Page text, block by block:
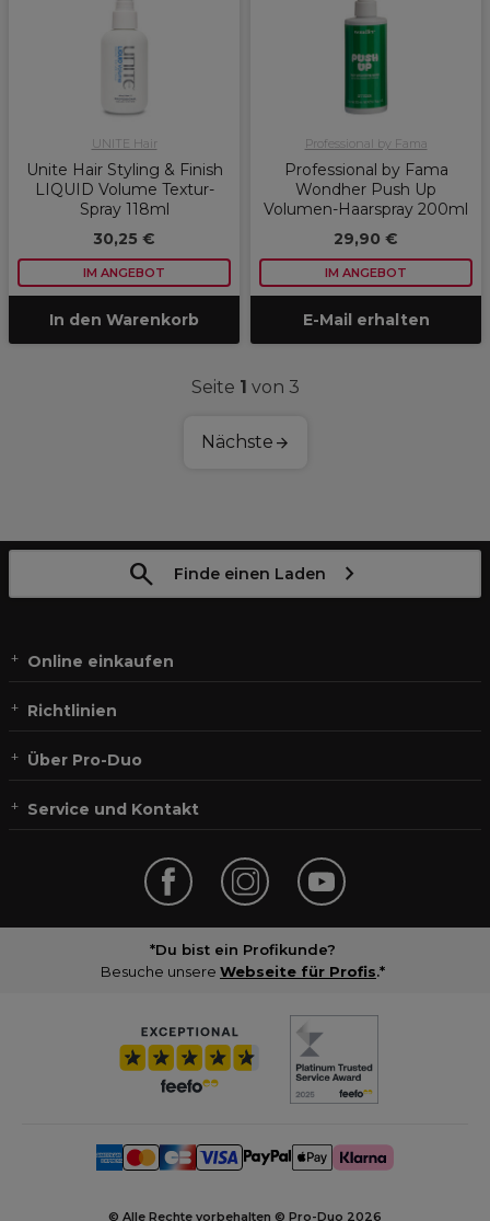
UNITE Hair
Unite Hair Styling & Finish
LIQUID Volume Textur-
Spray 118ml
30,25 €
IM ANGEBOT
In den Warenkorb
Professional by Fama
Professional by Fama
Wondher Push Up
Volumen-Haarspray 200ml
29,90 €
IM ANGEBOT
E-Mail erhalten
Seite 1 von 3
Nächste
Finde einen Laden
Online einkaufen
Richtlinien
Über Pro-Duo
Service und Kontakt
*Du bist ein Profikunde?
Besuche unsere Webseite für Profis.*
© Alle Rechte vorbehalten © Pro-Duo 2026